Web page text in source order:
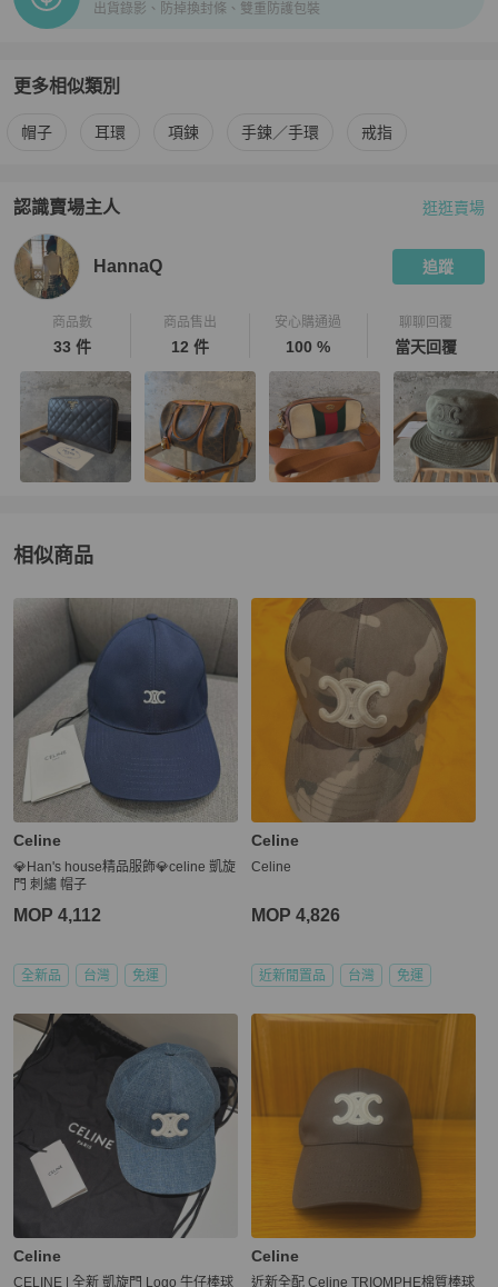
出貨錄影、防掉換封條、雙重防護包裝
更多相似類別
更多Celine 女士配件 相似商品推薦
帽子 耳環 項鍊 手鍊／手環 戒指
認識賣場主人
PopChill 拍拍圈嚴選賣家
逛逛賣場
HannaQ 追蹤
商品數
33 件
商品售出
12 件
安心購通過
100 %
聊聊回覆
當天回覆
相似商品
更多相似Celine女士配件推薦精品
Celine
💎Han's house精品服飾💎celine 凱旋
門 刺繡 帽子
MOP 4,112
全新品 台灣 免運
Celine
Celine
MOP 4,826
近新閒置品 台灣 免運
Celine
CELINE | 全新 凱旋門 Logo 牛仔棒球
Celine
近新全配 Celine TRIOMPHE棉質棒球